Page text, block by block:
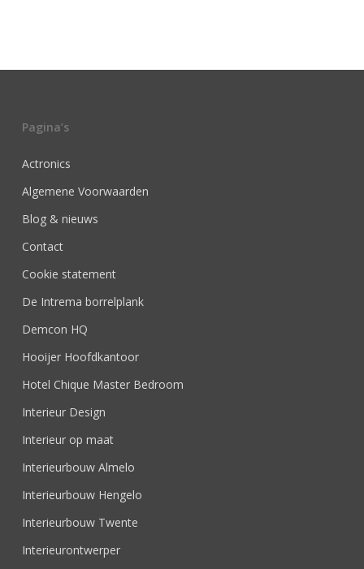
Pagina’s
Actronics
Algemene Voorwaarden
Blog & nieuws
Contact
Cookie statement
De Intrema borrelplank
Demcon HQ
Hooijer Hoofdkantoor
Hotel Chique Master Bedroom
Interieur Design
Interieur op maat
Interieurbouw Almelo
Interieurbouw Hengelo
Interieurbouw Twente
Interieurontwerper